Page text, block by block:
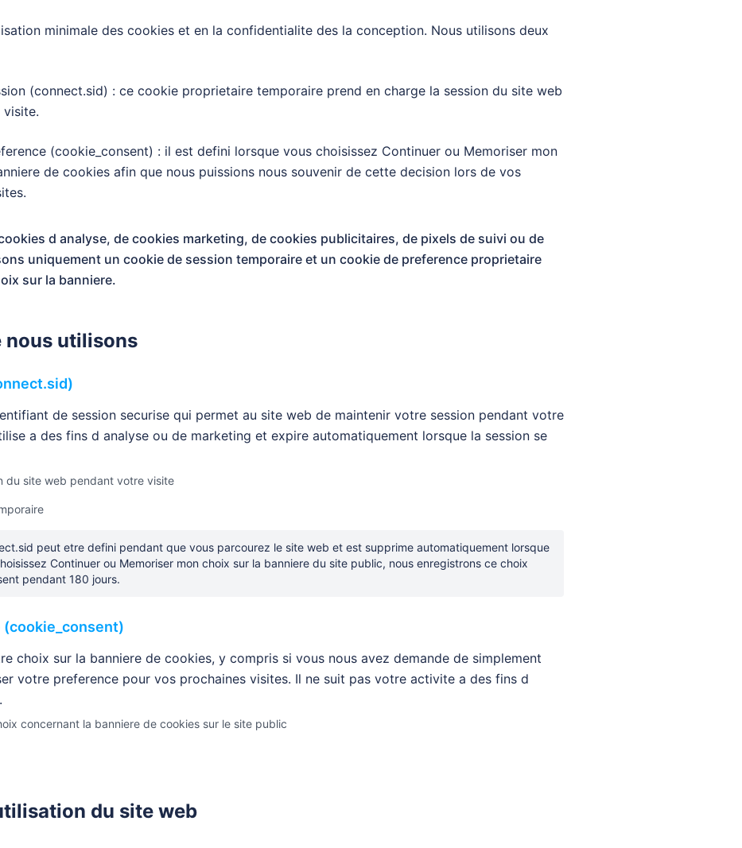
minimale des cookies et en la confidentialite des la conception. Nous utilisons deux
(connect.sid) : ce cookie proprietaire temporaire prend en charge la session du site web
(cookie_consent) : il est defini lorsque vous choisissez Continuer ou Memoriser mon
de cookies afin que nous puissions nous souvenir de cette decision lors de vos
d analyse, de cookies marketing, de cookies publicitaires, de pixels de suivi ou de
uniquement un cookie de session temporaire et un cookie de preference proprietaire
sur la banniere.
nous utilisons
de session securise qui permet au site web de maintenir votre session pendant votre
a des fins d analyse ou de marketing et expire automatiquement lorsque la session se
du site web pendant votre visite
peut etre defini pendant que vous parcourez le site web et est supprime automatiquement lorsque
Continuer ou Memoriser mon choix sur la banniere du site public, nous enregistrons ce choix
pendant 180 jours.
choix sur la banniere de cookies, y compris si vous nous avez demande de simplement
votre preference pour vos prochaines visites. Il ne suit pas votre activite a des fins d
concernant la banniere de cookies sur le site public
du site web